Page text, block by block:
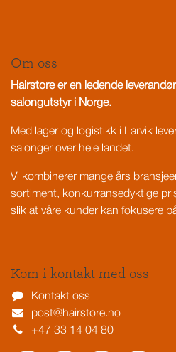
Om oss
Hairstore er en ledende
salongutstyr i Norge.
Med lager og logistikk i Larvik
salonger over hele landet.
Vi kombinerer mange års
sortiment, konkurransedyktige
slik at våre kunder kan fokusere
Kom i kontakt med oss
Kontakt oss
post@hairstore.no
+47 33 14 04 80